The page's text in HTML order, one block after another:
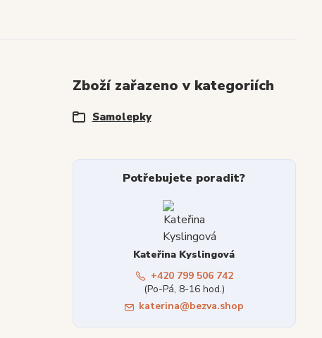
Zboží zařazeno v kategoriích
Samolepky
Potřebujete poradit?
Kateřina Kyslingová
+420 799 506 742
(Po-Pá, 8-16 hod.)
katerina@bezva.shop